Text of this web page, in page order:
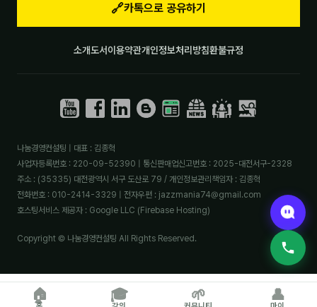
🔗카톡으로 공유하기
소개도서이용약관개인정보처리방침환불규정
나눔경영컨설팅 | 대표 : 김종혁
사업자등록번호 : 220-09-52390 | 통신판매업신고번호 : 2025-대전서구-2328
주소 : (35335) 대전광역시 서구 도산로 79 / 개인정보관리책임자 : 김종혁
전화번호 : 010-2414-3329 | 전자우편 : jazzmania74@gmail.com
호스팅서비스 제공자 : Google LLC (Firebase Hosting)
Copyright © 나눔경영컨설팅 All Rights Reserved.
🏠 🎓 🌱 👤